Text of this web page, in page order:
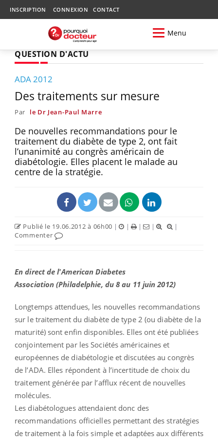
INSCRIPTION CONNEXION CONTACT
Menu
QUESTION D'ACTU
ADA 2012
Des traitements sur mesure
Par le Dr Jean-Paul Marre
De nouvelles recommandations pour le
traitement du diabète de type 2, ont fait
l’unanimité au congrès américain de
diabétologie. Elles placent le malade au
centre de la stratégie.
Publié le 19.06.2012 à 06h00 | | | |
|
Commenter
En direct de l'American Diabetes
Association (Philadelphie, du 8 au 11 juin 2012)
Longtemps attendues, les nouvelles recommandations
sur le traitement du diabète de type 2 (ou diabète de la
maturité) sont enfin disponibles. Elles ont été publiées
conjointement par les Sociétés américaines et
européennes de diabétologie et discutées au congrès
de l’ADA. Elles répondent à l’incertitude de choix du
traitement générée par l’afflux récent de nouvelles
molécules.
Les diabétologues attendaient donc des
recommandations officielles permettant des stratégies
de traitement à la fois simple et adaptées aux différents